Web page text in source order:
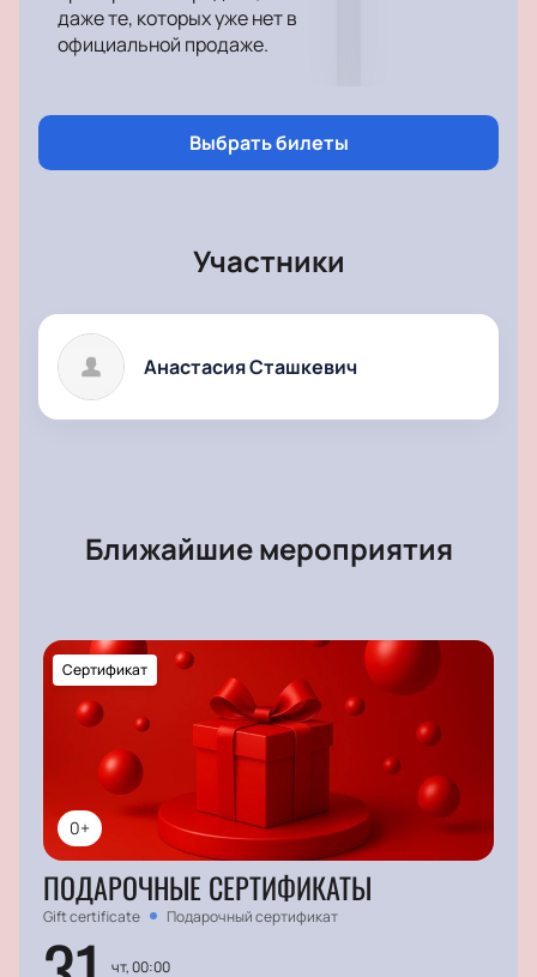
даже те, которых уже нет в
официальной продаже.
Выбрать билеты
Участники
Анастасия Сташкевич
Ближайшие мероприятия
0+
Сертификат
ПОДАРОЧНЫЕ СЕРТИФИКАТЫ
Gift certificate Подарочный сертификат
чт, 00:00